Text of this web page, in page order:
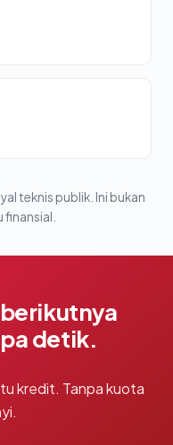
teknis publik. Ini bukan
finansial.
detik.
kredit. Tanpa kuota